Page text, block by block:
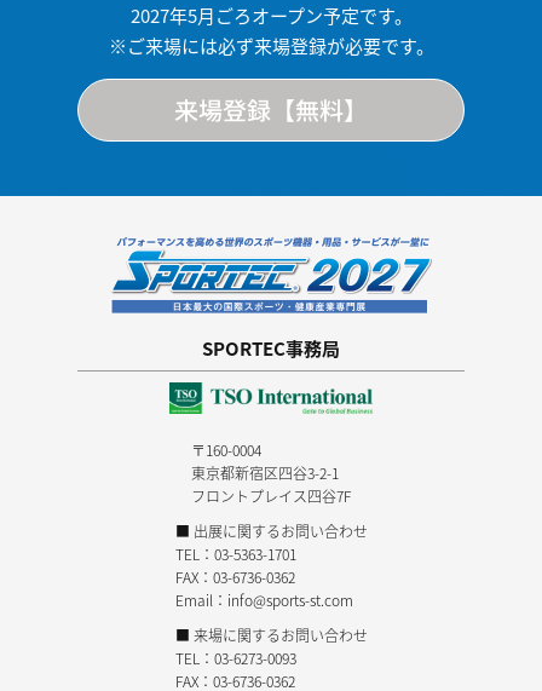
2027年5月ごろオープン予定です。
※ご来場には必ず来場登録が必要です。
来場登録【無料】
SPORTEC事務局
〒160-0004
東京都新宿区四谷3-2-1
フロントプレイス四谷7F
■ 出展に関するお問い合わせ
TEL： 03-5363-1701
FAX：03-6736-0362
Email： info@sports-st.com
■ 来場に関するお問い合わせ
TEL： 03-6273-0093
FAX：03-6736-0362